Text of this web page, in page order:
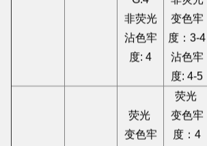
G:4
非荧光
沾色牢
非荧光
变色牢
度：3-4
沾色牢
度: 4-5
荧光
荧光
变色牢